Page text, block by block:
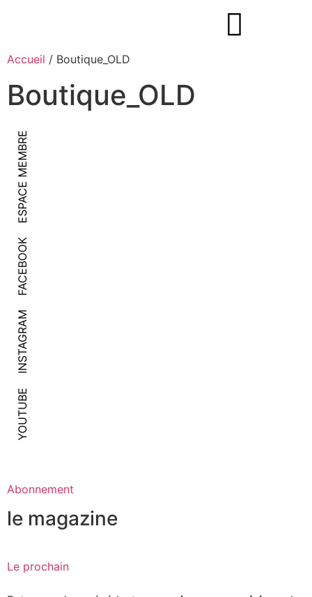
Accueil / Boutique_OLD
Boutique_OLD
ESPACE MEMBRE
FACEBOOK
INSTAGRAM
YOUTUBE
Abonnement
le magazine
Le prochain